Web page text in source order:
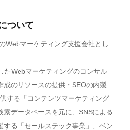
ついて
Webマーケティング支援会社とし
たWebマーケティングのコンサル
成のリソースの提供・SEOの内製
する「コンテンツマーケティング
索データベースを元に、SNSによる
する「セールステック事業」、ベン